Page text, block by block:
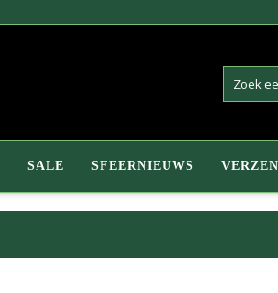
SALE SFEERNIEUWS